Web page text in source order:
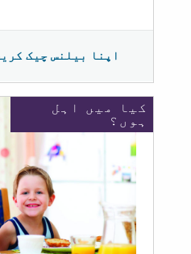
اپنا بیلنس چیک
کیا میں اہل
ہوں؟